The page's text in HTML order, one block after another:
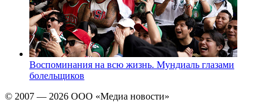
Воспоминания на всю жизнь. Мундиаль глазами
болельщиков
© 2007 — 2026 ООО «Медиа новости»